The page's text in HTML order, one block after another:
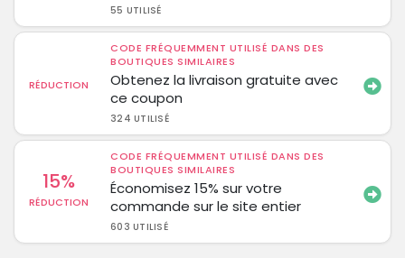
55 UTILISÉ
RÉDUCTION
CODE FRÉQUEMMENT UTILISÉ DANS DES
BOUTIQUES SIMILAIRES
Obtenez la livraison gratuite avec
ce coupon
324 UTILISÉ
15%
RÉDUCTION
CODE FRÉQUEMMENT UTILISÉ DANS DES
BOUTIQUES SIMILAIRES
Économisez 15% sur votre
commande sur le site entier
603 UTILISÉ